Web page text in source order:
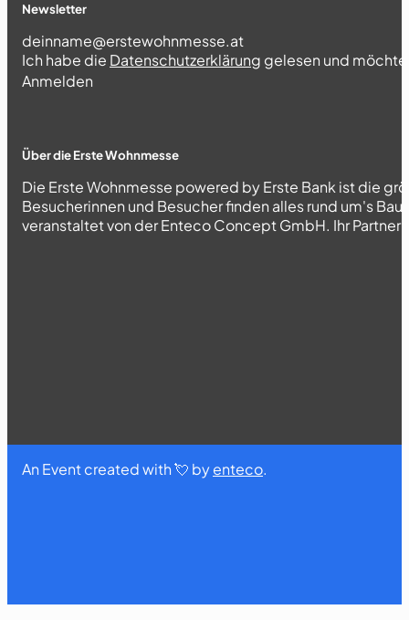
Newsletter
Section
Ich habe die Datenschutzerklärung gelesen und
Abschnitt
Anmelden
Über die Erste Wohnmesse
Die Erste Wohnmesse powered by Erste Bank ist die
Besucherinnen und Besucher finden alles rund um's
veranstaltet von der Enteco Concept GmbH. Ihr Partner
An Event created with 💘 byenteco.